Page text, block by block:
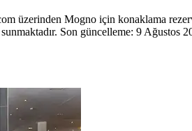
üzerinden Mogno için konaklama
Son güncelleme: 9 Ağustos